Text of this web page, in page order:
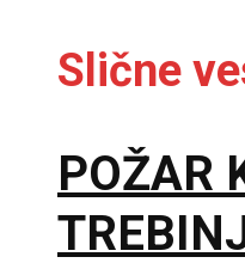
Slične
POŽAR